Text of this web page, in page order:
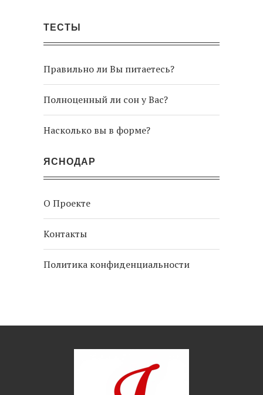
ТЕСТЫ
Правильно ли Вы питаетесь?
Полноценный ли сон у Вас?
Насколько вы в форме?
ЯСНОДАР
О Проекте
Контакты
Политика конфиденциальности